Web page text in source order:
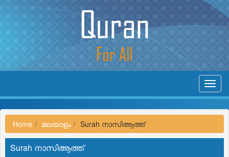
Home മലയാളം Surah നാസിആത്ത്
Surah നാസിആത്ത്